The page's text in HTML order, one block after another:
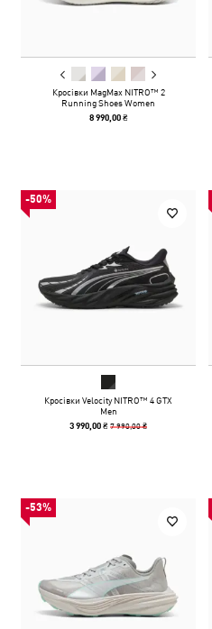
Кросівки MagMax NITRO™ 2
Running Shoes Women
8 990,00 ₴
-50%
Кросівки Velocity NITRO™ 4 GTX
Men
3 990,00 ₴7 990,00 ₴
-53%